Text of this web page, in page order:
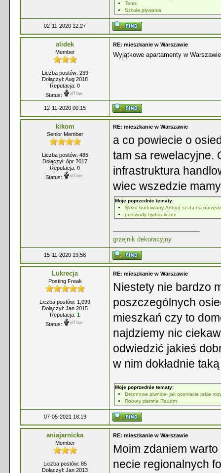
Tenis
Szkoła pływania
02-11-2020 12:27
alidek
Member
Liczba postów: 239
Dołączył: Aug 2018
Reputacja: 0
Status:
RE: mieszkanie w Warszawie
Wyjątkowe apartamenty w
12-11-2020 00:15
kikom
Senior Member
Liczba postów: 485
Dołączył: Apr 2017
Reputacja: 0
Status:
RE: mieszkanie w Warszawie
a co powiecie o
tam sa rewelacyjne.
infrastruktura
wiec wszedzie
Moje poprzednie tematy:
Skład budowlany Artbud szafa na
przewody hydrauliczne
grzejnik dekoracyjny
15-11-2020 19:58
Lukrecja
Posting Freak
Liczba postów: 1,099
Dołączył: Jan 2015
Reputacja: 1
Status:
RE: mieszkanie w Warszawie
Niestety nie bardzo
poszczególnych
mieszkań czy to
najdziemy nic
odwiedzić jakieś
w nim dokładnie
Moje poprzednie tematy:
Betonowe piwnice- jak oceniacie takie
Roboty ziemne Radom
07-05-2021 18:19
aniajarnicka
Member
Liczba postów: 85
Dołączył: Jan 2013
RE: mieszkanie w Warszawie
Moim zdaniem
necie regionalnych